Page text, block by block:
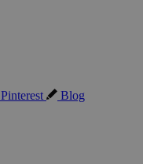
Pinterest Blog